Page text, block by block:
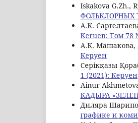
Iskakova G.Zh.,
ФОЛЬКЛОРНЫХ
А.К.
Keruen: Том 78
А.К. Машакова,
Керуен
Серікқазы
1 (2021): Керуен
Ainur
КАДЫРА
Диляра
графике и